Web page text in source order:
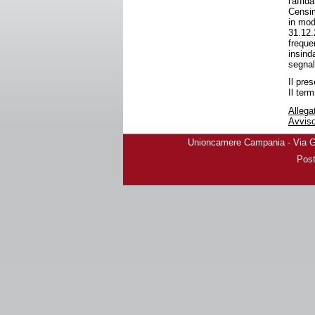
in
Il
Il
Unioncamere Campania - Via